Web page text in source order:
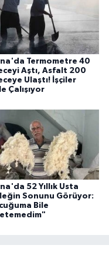
Termometre 40
Aştı, Asfalt 200
Ulaştı! İşçiler
Çalışıyor
52 Yıllık Usta
Sonunu Görüyor:
Bile